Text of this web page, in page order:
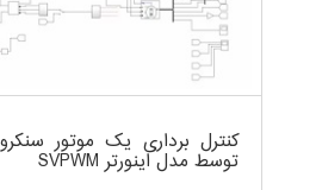
کنترل برداری یک موتور
توسط مدل اینورتر SVPWM